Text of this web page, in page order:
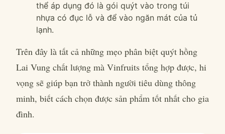
thể áp dụng đó là gói quýt vào trong túi
nhựa có đục lỗ và để vào ngăn mát của tủ
lạnh.
Trên đây là tất cả những mẹo phân biệt quýt hồng
Lai Vung chất lượng mà Vinfruits tổng hợp được, hi
vọng sẽ giúp bạn trở thành người tiêu dùng thông
minh, biết cách chọn được sản phẩm tốt nhất cho gia
đình.